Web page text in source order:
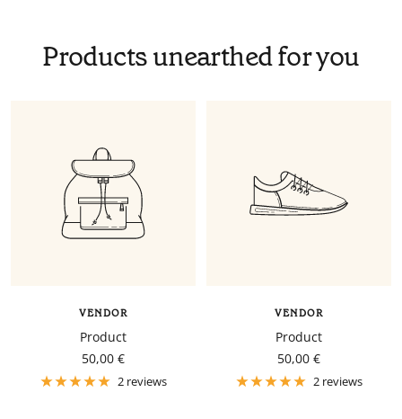
Products unearthed for you
VENDOR
Product
Sale
price
50,00 €
2 reviews
VENDOR
Product
Sale
price
50,00 €
2 reviews